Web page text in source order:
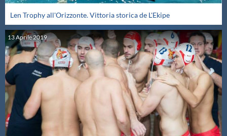
Len Trophy all'Orizzonte. Vittoria storica de L'Ekipe
13Aprile 2019